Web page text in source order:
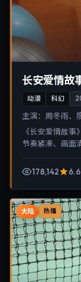
长安爱情故
动漫 科幻
主演： 周冬雨、
《长安爱情故事
节奏紧凑、画面
178,142
6.6
大陆 热播